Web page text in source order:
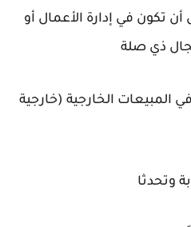
تكون في إدارة الأعمال أو
ذي صلة
المبيعات الخارجية (خارجية
وتحدثا